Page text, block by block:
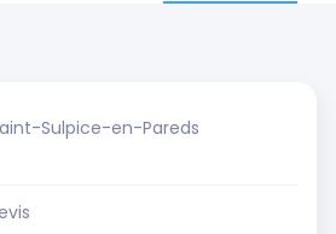
Sulpice-en-Pareds